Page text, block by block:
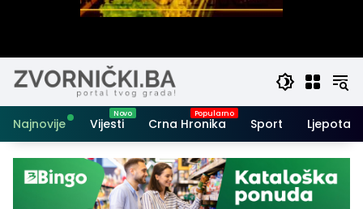
Najnovije Vijesti Crna Hronika Sport Ljepota i